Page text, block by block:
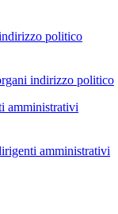
politico
indirizzo politico
amministrativi
amministrativi